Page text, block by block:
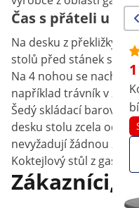
Čas s přáteli u
Na desku z překližky
stolů před stánek s
Na 4 nohou se
například trávník v
Šedý skládací barový
desku stolu zcela
nevyžadují žádnou
Koktejlový stůl z
Zákazníci,